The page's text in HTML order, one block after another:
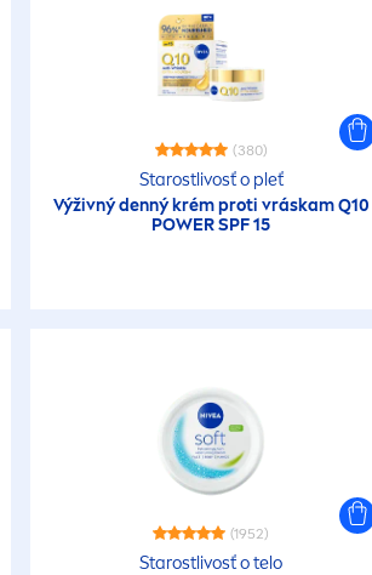
(380)
Starostlivosť o pleť
Výživný denný krém proti vráskam Q10
POWER SPF 15
(1952)
Starostlivosť o telo